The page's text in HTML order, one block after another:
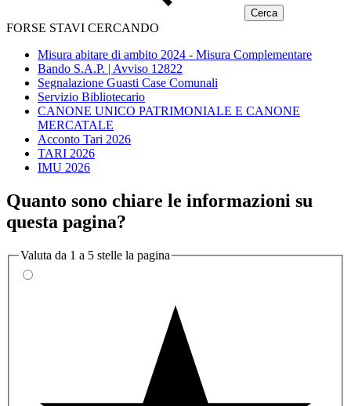
FORSE STAVI CERCANDO
Misura abitare di ambito 2024 - Misura Complementare
Bando S.A.P. | Avviso 12822
Segnalazione Guasti Case Comunali
Servizio Bibliotecario
CANONE UNICO PATRIMONIALE E CANONE
MERCATALE
Acconto Tari 2026
TARI 2026
IMU 2026
Quanto sono chiare le informazioni su
questa pagina?
Valuta da 1 a 5 stelle la pagina